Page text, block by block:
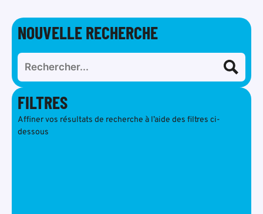
NOUVELLE RECHERCHE
FILTRES
Affiner vos résultats de recherche à l’aide des filtres ci-
dessous